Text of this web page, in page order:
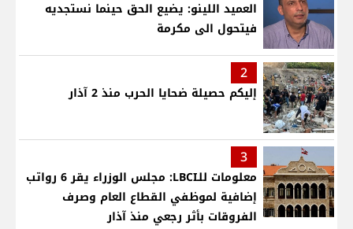
العميد اللينو: يضيع الحق حينما نستجديه
فيتحول الى مكرمة
2
إليكم حصيلة ضحايا الحرب منذ 2 آذار
3
معلومات للـLBCI: مجلس الوزراء يقر 6 رواتب
إضافية لموظفي القطاع العام وصرف
الفروقات بأثر رجعي منذ آذار